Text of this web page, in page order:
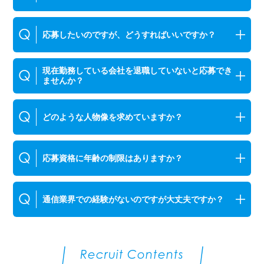
応募したいのですが、どうすればいいですか？
現在勤務している会社を退職していないと応募でき
ませんか？
どのような人物像を求めていますか？
応募資格に年齢の制限はありますか？
通信業界での経験がないのですが大丈夫ですか？
Recruit Contents